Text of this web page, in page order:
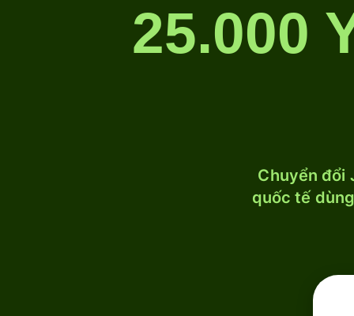
25.000
Chuyển đổi
quốc tế